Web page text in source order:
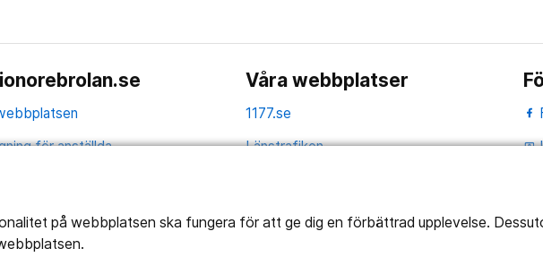
på webbplatsen ska fungera för att ge dig en förbättrad upplevelse.
för anställda
Våra webbplatser
1177.se
Länstrafiken
Utveckling
portrait